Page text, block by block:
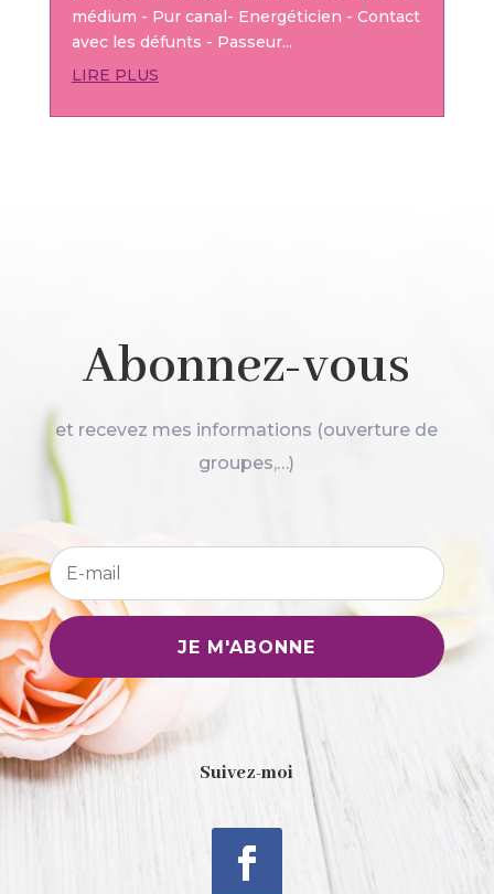
médium - Pur canal- Energéticien - Contact
avec les défunts - Passeur...
LIRE PLUS
Abonnez-vous
et recevez mes informations (ouverture de
groupes,…)
JE M'ABONNE
Suivez-moi